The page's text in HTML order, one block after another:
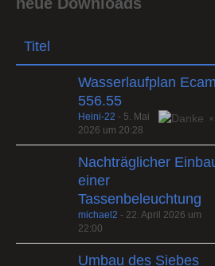
Titel
Wasserlaufplan Ecam
556.55
Heini-22 - 5. Mai
2026 um 20:28
Nachträglicher
einer
Tassenbeleuchtung
michael2 - 22. April 2026 um
22:00
Umbau des Siebes